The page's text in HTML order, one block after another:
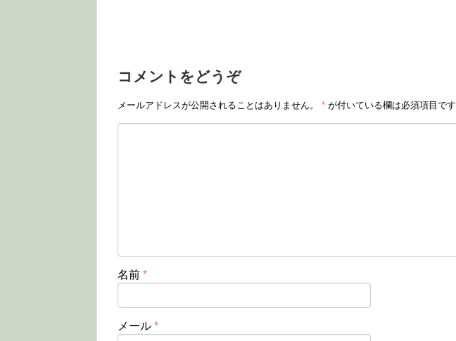
コメントをどうぞ
メールアドレスが公開されることはありません。 * が付いている欄は必須項目です
名前 *
メール *